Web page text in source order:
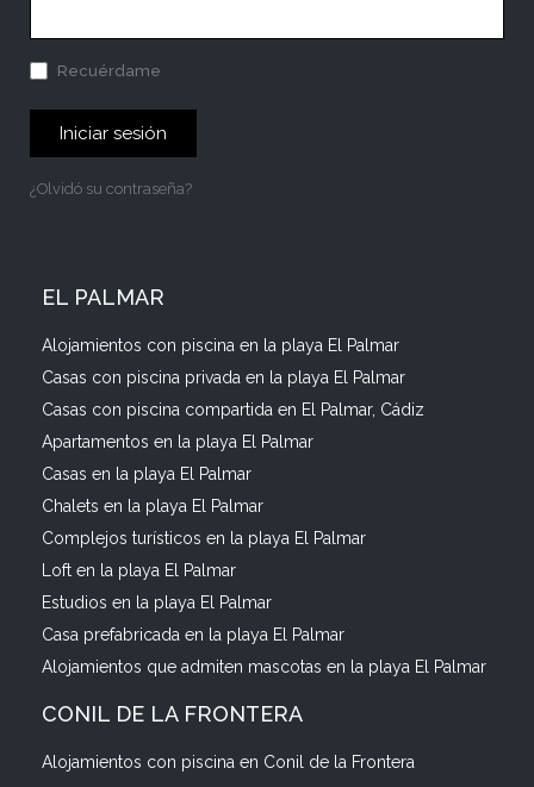
Recuérdame
Iniciar sesión
¿Olvidó su contraseña?
EL PALMAR
Alojamientos con piscina en la playa El Palmar
Casas con piscina privada en la playa El Palmar
Casas con piscina compartida en El Palmar, Cádiz
Apartamentos en la playa El Palmar
Casas en la playa El Palmar
Chalets en la playa El Palmar
Complejos turísticos en la playa El Palmar
Loft en la playa El Palmar
Estudios en la playa El Palmar
Casa prefabricada en la playa El Palmar
Alojamientos que admiten mascotas en la playa El Palmar
CONIL DE LA FRONTERA
Alojamientos con piscina en Conil de la Frontera